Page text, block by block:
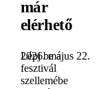
már
elérhető
2026. május 22.
Lépj be a
fesztivál
szellemébe